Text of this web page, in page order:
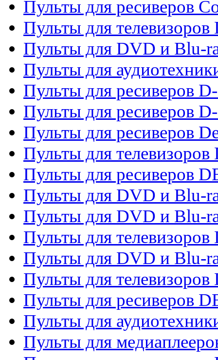
Пульты для ресиверов
Пульты для телевизоров
Пульты для DVD и Blu-
Пульты для
Пульты для ресиверов
Пульты для ресиверов
Пульты для ресиверов
Пульты для телевизоров
Пульты для ресиверов
Пульты для DVD и Blu-
Пульты для DVD и Blu-
Пульты для
Пульты для DVD и Blu-
Пульты для телевизоров
Пульты для ресиверов
Пульты для
Пульты для